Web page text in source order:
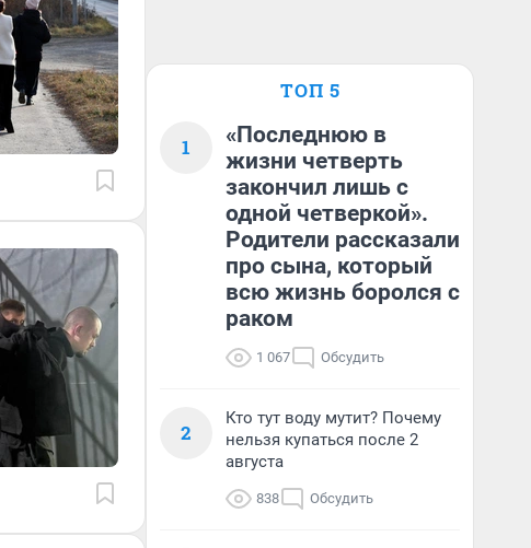
ТОП 5
1
«Последнюю в
жизни четверть
закончил лишь с
одной четверкой».
Родители рассказали
про сына, который
всю жизнь боролся с
раком
1 067 Обсудить
2
Кто тут воду мутит? Почему
нельзя купаться после 2
августа
838 Обсудить